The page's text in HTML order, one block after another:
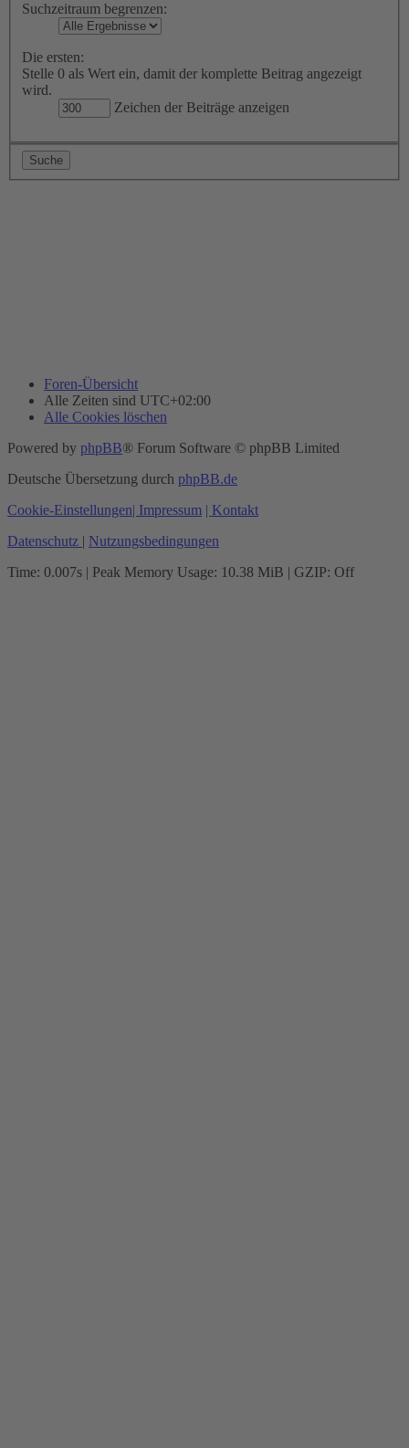
Suchzeitraum begrenzen:
Die ersten:
Stelle 0 als Wert ein, damit der komplette Beitrag angezeigt
wird.
Zeichen der Beiträge anzeigen
Foren-Übersicht
Alle Zeiten sind UTC+02:00
Alle Cookies löschen
Powered by phpBB® Forum Software © phpBB Limited
Deutsche Übersetzung durch phpBB.de
Cookie-Einstellungen| Impressum | Kontakt
Datenschutz | Nutzungsbedingungen
Time: 0.007s | Peak Memory Usage: 10.38 MiB | GZIP: Off